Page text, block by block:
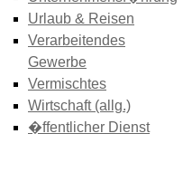
Urlaub & Reisen
Verarbeitendes
Gewerbe
Vermischtes
Wirtschaft (allg.)
�ffentlicher Dienst